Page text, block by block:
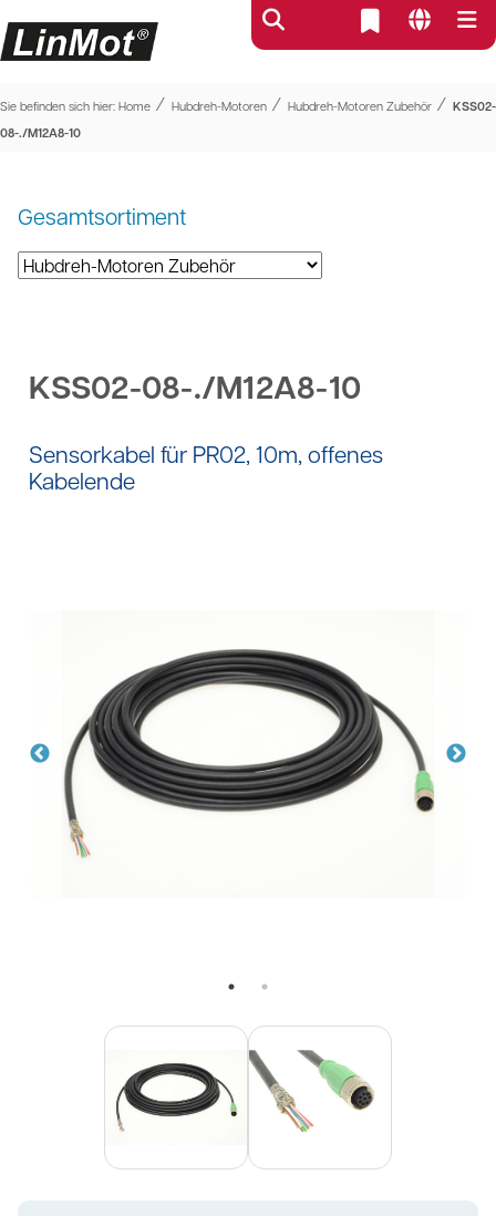
Sie befinden sich hier: Home ⁄ Hubdreh-Motoren ⁄ Hubdreh-Motoren Zubehör ⁄ KSS02-
08-./M12A8-10
Gesamtsortiment
KSS02-08-./M12A8-10
Sensorkabel für PR02, 10m, offenes
Kabelende